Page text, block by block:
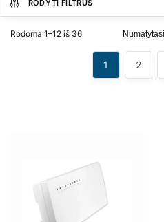
RODYTI FILTRUS
Rodoma 1–12 iš 36
1 2